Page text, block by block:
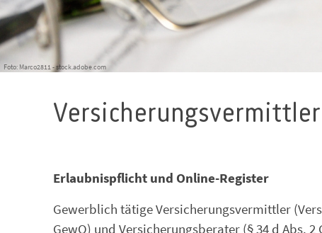
Foto: Marco2811 - stock.adobe.com
Versicherungsvermittler
Erlaubnispflicht und Online-Register
Gewerblich tätige Versicherungsvermittler
GewO) und Versicherungsberater (§ 34 d Abs.